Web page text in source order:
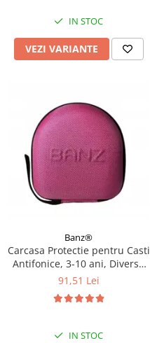
IN STOC
VEZI VARIANTE
Banz®
Carcasa Protectie pentru Casti
Antifonice, 3-10 ani, Diverse
culori
91,51 Lei
IN STOC